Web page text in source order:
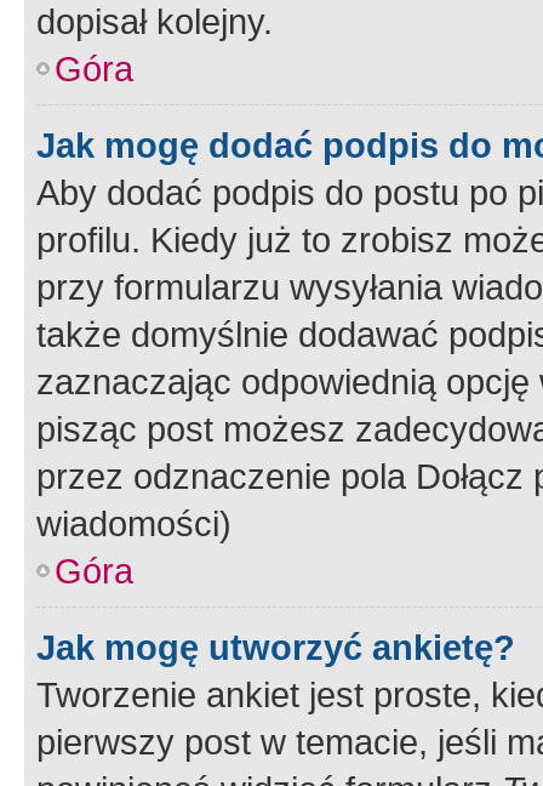
dopisał kolejny.
Góra
Jak mogę dodać podpis do
Aby dodać podpis do postu po
profilu. Kiedy już to zrobisz
przy formularzu wysyłania
także domyślnie dodawać
zaznaczając odpowiednią
pisząc post możesz
przez odznaczenie pola
wiadomości)
Góra
Jak mogę utworzyć ankietę?
Tworzenie ankiet jest proste,
pierwszy post w temacie, jeśli